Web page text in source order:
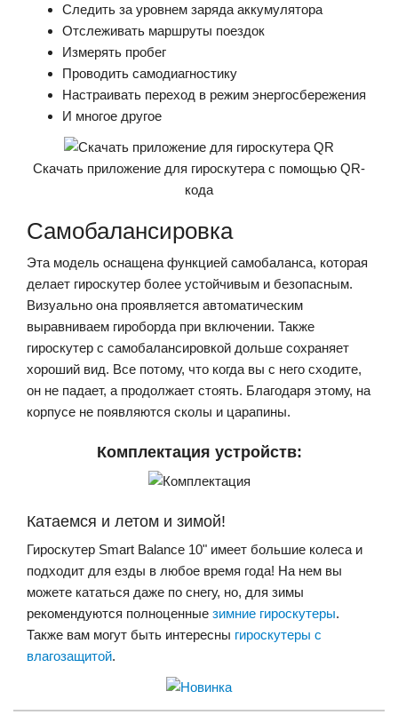
Следить за уровнем заряда аккумулятора
Отслеживать маршруты поездок
Измерять пробег
Проводить самодиагностику
Настраивать переход в режим энергосбережения
И многое другое
Скачать приложение для гироскутера с помощью QR-
кода
Самобалансировка
Эта модель оснащена функцией самобаланса, которая
делает гироскутер более устойчивым и безопасным.
Визуально она проявляется автоматическим
выравниваем гироборда при включении. Также
гироскутер с самобалансировкой дольше сохраняет
хороший вид. Все потому, что когда вы с него сходите,
он не падает, а продолжает стоять. Благодаря этому, на
корпусе не появляются сколы и царапины.
Комплектация устройств:
Катаемся и летом и зимой!
Гироскутер Smart Balance 10" имеет большие колеса и
подходит для езды в любое время года! На нем вы
можете кататься даже по снегу, но, для зимы
рекомендуются полноценные зимние гироскутеры.
Также вам могут быть интересны гироскутеры с
влагозащитой.